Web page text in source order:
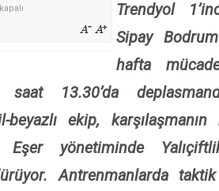
Trendyol
Sipay
hafta
13.30’da
beyazlı ekip, karşılaşmanın
yönetiminde
Antrenmanlarda taktik